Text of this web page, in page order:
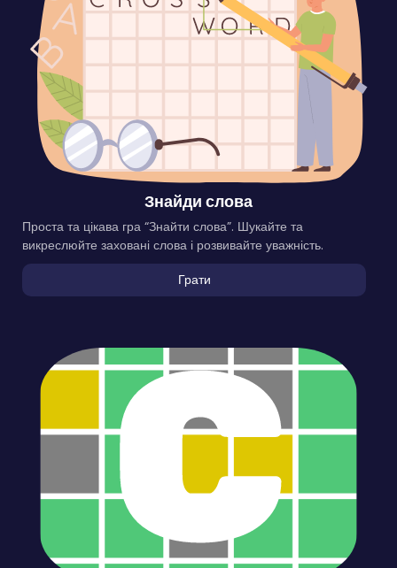
Знайди слова
Проста та цікава гра “Знайти слова”. Шукайте та
викреслюйте заховані слова і розвивайте уважність.
Грати